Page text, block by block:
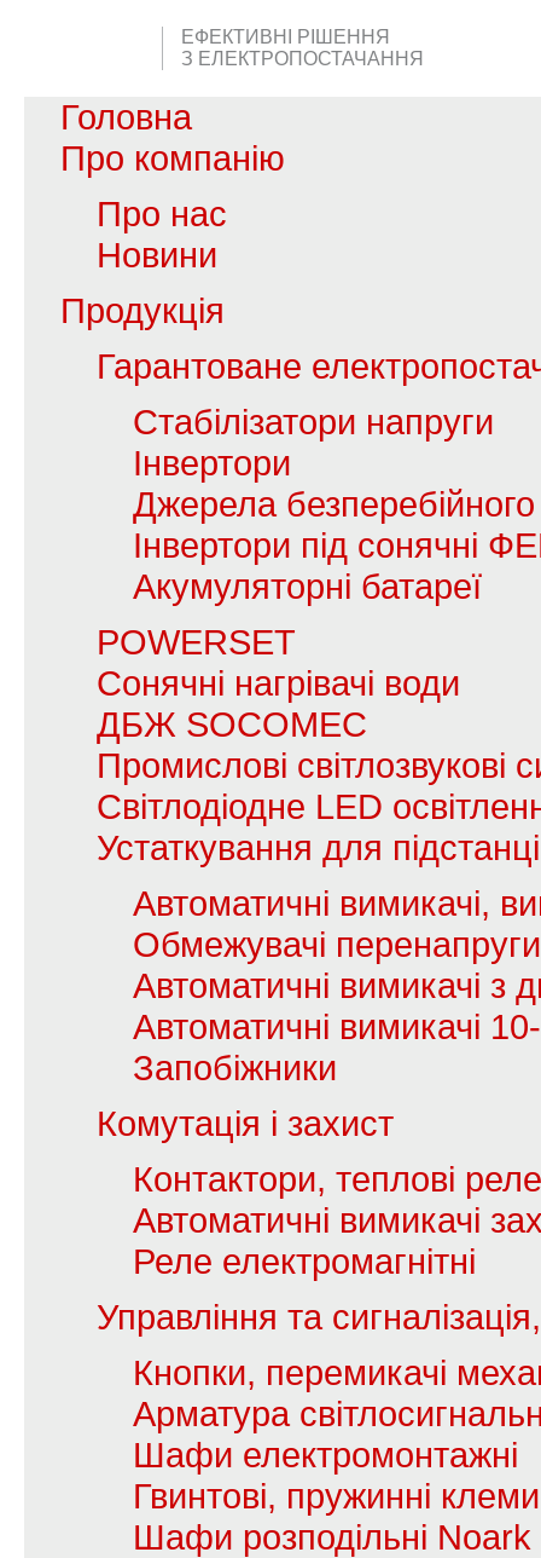
ЕФЕКТИВНІ РІШЕННЯ
З ЕЛЕКТРОПОСТАЧАННЯ
Головна
Про компанію
Про нас
Новини
Продукція
Гарантоване
Стабілізатори напруги
Інвертори
Джерела
Інвертори під сонячні
Акумуляторні батареї
POWERSET
Сонячні нагрівачі води
ДБЖ SOCOMEC
Промислові світлозвукові
Світлодіодне LED
Устаткування для
Автоматичні вимикачі,
Обмежувачі перенапруги
Автоматичні вимикачі з
Автоматичні вимикачі
Запобіжники
Комутація і захист
Контактори, теплові реле
Автоматичні вимикачі
Реле електромагнітні
Управління та
Кнопки, перемикачі
Арматура
Шафи електромонтажні
Гвинтові, пружинні
Шафи розподільні Noark